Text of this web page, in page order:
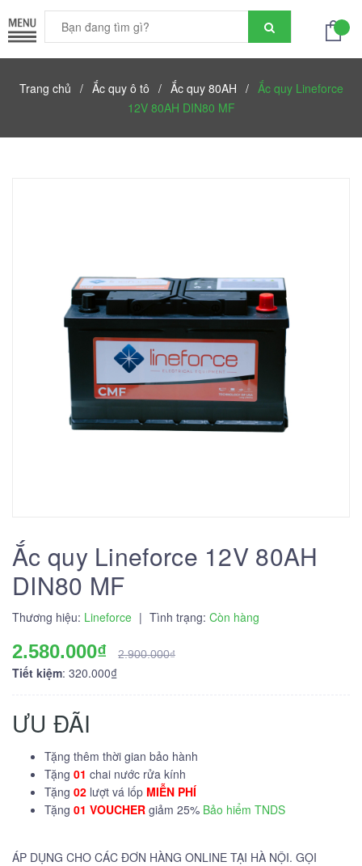
Trang chủ / Ắc quy ô tô / Ắc quy 80AH / Ắc quy Lineforce
12V 80AH DIN80 MF
Ắc quy Lineforce 12V 80AH
DIN80 MF
Thương hiệu: Lineforce | Tình trạng: Còn hàng
2.580.000₫ 2.900.000₫
Tiết kiệm: 320.000₫
ƯU ĐÃI
Tặng thêm thời gian bảo hành
Tặng 01 chai nước rửa kính
Tặng 02 lượt vá lốp MIỄN PHÍ
Tặng 01 VOUCHER giảm 25% Bảo hiểm TNDS
ÁP DỤNG CHO CÁC ĐƠN HÀNG ONLINE TẠI HÀ NỘI. GỌI